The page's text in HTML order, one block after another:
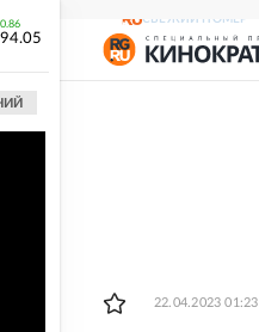
СВЕЖИЙ НОМЕР
22.04.2023 01:23
0.86
94.05